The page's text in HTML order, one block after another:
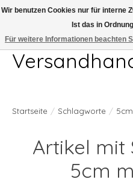
Telefon 04407 715872 MO-DO 7.00-
Startseite / Schlagworte /
Artikel mit
5cm
Wir benutzen Cookies nur für interne
Ist das in
Für weitere Informationen beachten